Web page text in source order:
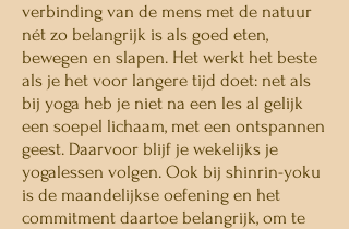
verbinding van de mens met de natuur
nét zo belangrijk is als goed eten,
bewegen en slapen. Het werkt het beste
als je het voor langere tijd doet: net als
bij yoga heb je niet na een les al gelijk
een soepel lichaam, met een ontspannen
geest. Daarvoor blijf je wekelijks je
yogalessen volgen. Ook bij shinrin-yoku
is de maandelijkse oefening en het
commitment daartoe belangrijk, om te